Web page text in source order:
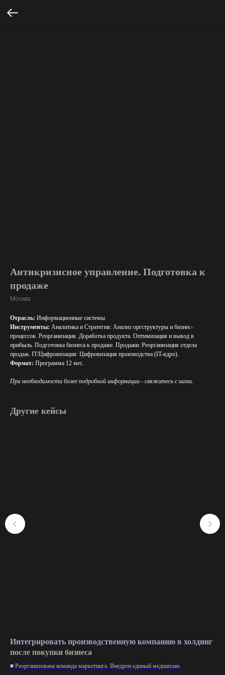
Антикризисное управление. Подготовка к
продаже
Москва
Отрасль: Информационные системы
Инструменты: Аналитика и Стратегия: Анализ оргструктуры и бизнес-
процессов. Реорганизация. Доработка продукта. Оптимизация и вывод в
прибыль. Подготовка бизнеса к продаже. Продажи: Реорганизация отдела
продаж. IT/Цифровизация: Цифровизация производства (IT-ядро).
Формат: Программа 12 мес.
При необходимости более подробной информации - свяжитесь с нами.
Другие кейсы
Интегрировать производственную компанию в холдинг
после покупки бизнеса
■ Реорганизована команда маркетинга. Внедрен единый медиаплан.